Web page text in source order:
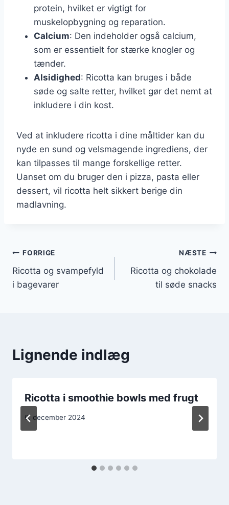
protein, hvilket er vigtigt for
muskelopbygning og reparation.
Calcium: Den indeholder også calcium,
som er essentielt for stærke knogler og
tænder.
Alsidighed: Ricotta kan bruges i både
søde og salte retter, hvilket gør det nemt at
inkludere i din kost.
Ved at inkludere ricotta i dine måltider kan du
nyde en sund og velsmagende ingrediens, der
kan tilpasses til mange forskellige retter.
Uanset om du bruger den i pizza, pasta eller
dessert, vil ricotta helt sikkert berige din
madlavning.
Indlægsnavigation
FORRIGE
Ricotta og svampefyld
i bagevarer
NÆSTE
Ricotta og chokolade
til søde snacks
Lignende indlæg
Ricotta i smoothie bowls med frugt
6. december 2024